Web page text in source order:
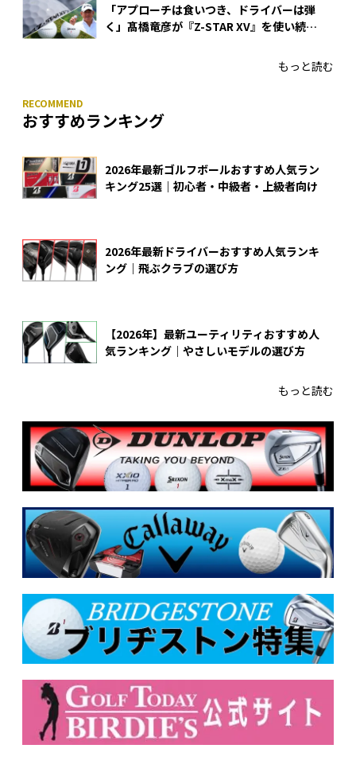
「アプローチは食いつき、ドライバーは弾
く」髙橋竜彦が『Z-STAR XV』を使い続け
もっと読む
おすすめランキング
2026年最新ゴルフボールおすすめ人気ラン
キング25選｜初心者・中級者・上級者向け
2026年最新ドライバーおすすめ人気ランキ
ング｜飛ぶクラブの選び方
【2026年】最新ユーティリティおすすめ人
気ランキング｜やさしいモデルの選び方
もっと読む